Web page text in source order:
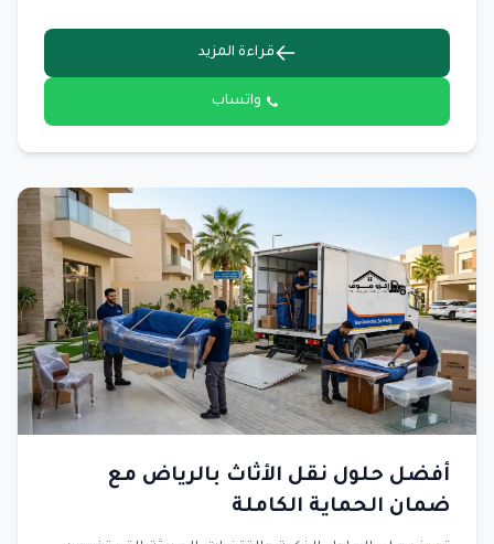
قراءة المزيد
واتساب
أفضل حلول نقل الأثاث بالرياض مع
ضمان الحماية الكاملة